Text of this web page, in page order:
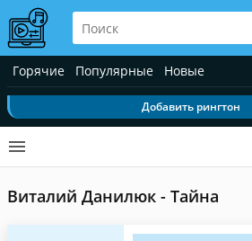
Горячие Популярные Новые
Добавить рингтон
Виталий Данилюк - Тайна